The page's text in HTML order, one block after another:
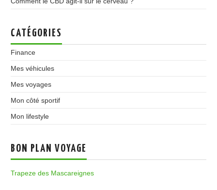
CATÉGORIES
Finance
Mes véhicules
Mes voyages
Mon côté sportif
Mon lifestyle
BON PLAN VOYAGE
Trapeze des Mascareignes